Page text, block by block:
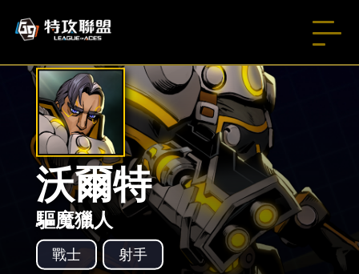
沃爾特
驅魔獵人
戰士 射手